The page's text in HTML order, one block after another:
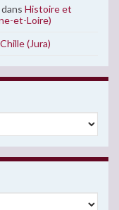
dans Histoire et
et-Loire)
(Jura)